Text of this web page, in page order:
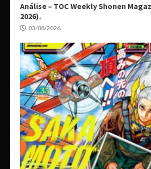
Análise – TOC Weekly Shonen
2026).
03/08/2026